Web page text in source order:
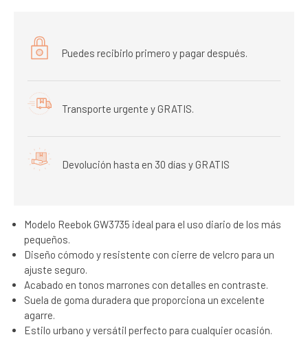
Puedes recibirlo primero y pagar después.
Transporte urgente y GRATIS.
Devolución hasta en 30 días y GRATIS
Modelo Reebok GW3735 ideal para el uso diario de los más
pequeños.
Diseño cómodo y resistente con cierre de velcro para un
ajuste seguro.
Acabado en tonos marrones con detalles en contraste.
Suela de goma duradera que proporciona un excelente
agarre.
Estilo urbano y versátil perfecto para cualquier ocasión.